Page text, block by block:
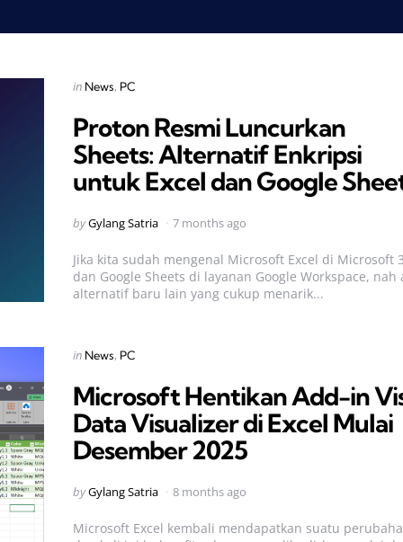
Categories
Posted
in News PC
Proton Resmi Luncurkan
Sheets: Alternatif Enkripsi
untuk Excel dan Google
Posted
byGylang Satria 7 months ago
Jika kita sudah mengenal Microsoft Excel di Microsoft
dan Google Sheets di layanan Google Workspace, nah
alternatif baru lain yang cukup menarik...
Categories
Posted
in News PC
Microsoft Hentikan Add-in
Data Visualizer di Excel Mulai
Desember 2025
Posted
byGylang Satria 8 months ago
Microsoft Excel kembali mendapatkan suatu